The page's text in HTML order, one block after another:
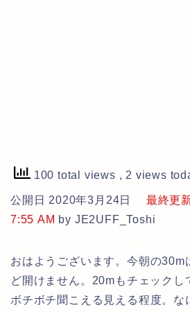
100 total views , 2 views
公開日 2020年3月24日
最終更
7:55 AM by JE2UFF_Toshi
おはようございます。今朝の30m
ど開けません。20mもチェックし
ボチボチ聞こえる見える程度。な